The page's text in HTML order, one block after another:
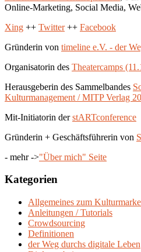
Online-Marketing, Social Media,
Xing ++ Twitter++ Facebook
Gründerin von timeline e.V. - der
Organisatorin des Theatercamps
Herausgeberin des Sammelbandes
Kulturmanagement / MITP Verlag
Mit-Initiatorin derstARTconference
Gründerin + Geschäftsführerin von
- mehr ->"Über mich" Seite
Kategorien
Allgemeines zum
Anleitungen / Tutorials
Crowdsourcing
Definitionen
der Weg durchs digitale Leben